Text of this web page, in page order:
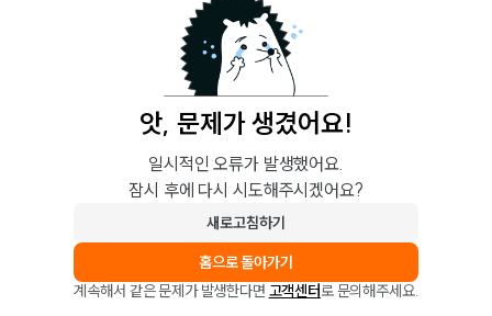
앗, 문제가 생겼어요!
일시적인 오류가 발생했어요.
잠시 후에 다시 시도해주시겠어요?
새로고침하기
홈으로 돌아가기
계속해서 같은 문제가 발생한다면 고객센터로 문의해주세요.